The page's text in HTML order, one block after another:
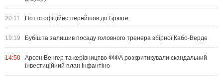
20:11 Поттс офіційно перейшов до Брюгге
19:19 Бубішта залишив посаду головного тренера збірної Кабо-Верде
14:50
Арсен Венгер та керівництво ФІФА розкритикували скандальний
інвестиційний план Інфантіно